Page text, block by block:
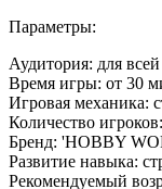
Параметры:
Аудитория: для
Время игры: от 30
Игровая механика:
Количество
Бренд: 'HOBBY
Развитие навыка:
Рекомендуемый